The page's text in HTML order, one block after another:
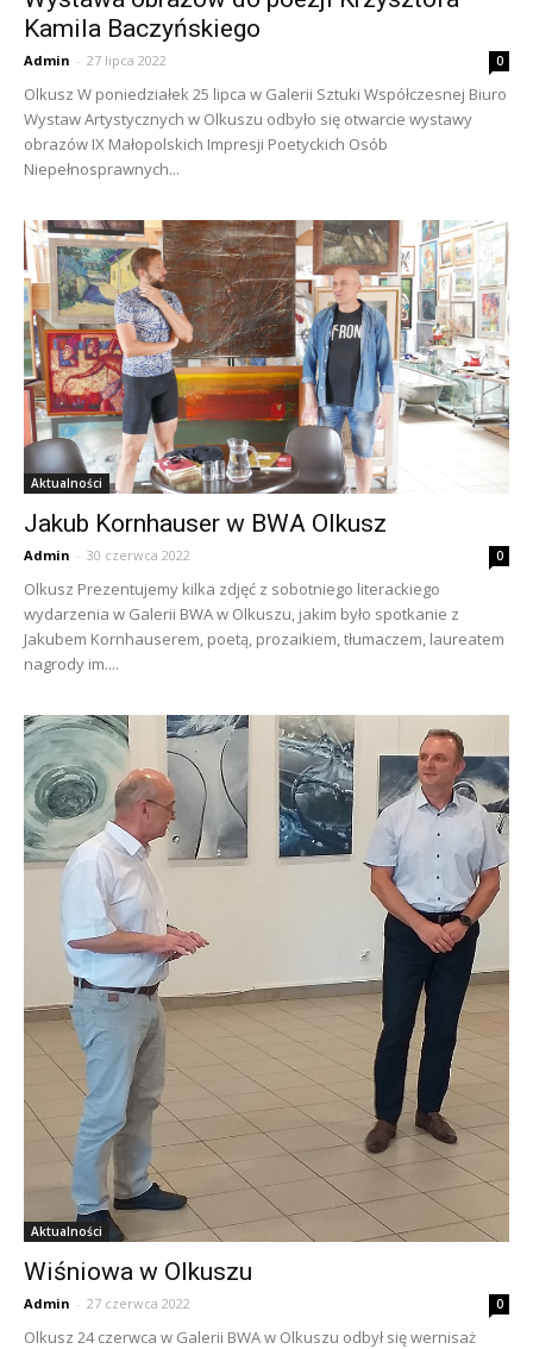
Kamila Baczyńskiego
Admin - 27 lipca 2022 0
Olkusz W poniedziałek 25 lipca w Galerii Sztuki Współczesnej Biuro
Wystaw Artystycznych w Olkuszu odbyło się otwarcie wystawy
obrazów IX Małopolskich Impresji Poetyckich Osób
Niepełnosprawnych...
Aktualności
Jakub Kornhauser w BWA Olkusz
Admin - 30 czerwca 2022 0
Olkusz Prezentujemy kilka zdjęć z sobotniego literackiego
wydarzenia w Galerii BWA w Olkuszu, jakim było spotkanie z
Jakubem Kornhauserem, poetą, prozaikiem, tłumaczem, laureatem
nagrody im....
Aktualności
Wiśniowa w Olkuszu
Admin - 27 czerwca 2022 0
Olkusz 24 czerwca w Galerii BWA w Olkuszu odbył się wernisaż